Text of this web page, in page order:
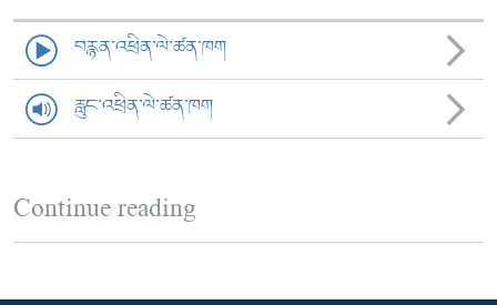
བརྙན་འཕྲིན་ལེ་ཚན་ཁག
རླུང་འཕྲིན་ལེ་ཚན་ཁག
Continue reading